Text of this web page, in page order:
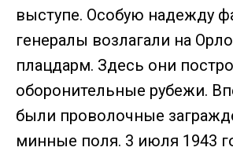
выступе. Особую надежду
генералы возлагали на
плацдарм. Здесь они
оборонительные рубежи.
были проволочные
минные поля. 3 июля 1943